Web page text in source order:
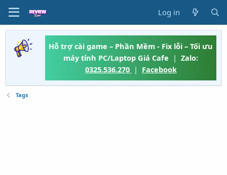
Log in
Hỗ trợ cài game – Phần Mềm - Fix lỗi – Tối ưu
máy tính PC/Laptop Giá Cafe | Zalo:
0325.536.270 | Facebook
Tags